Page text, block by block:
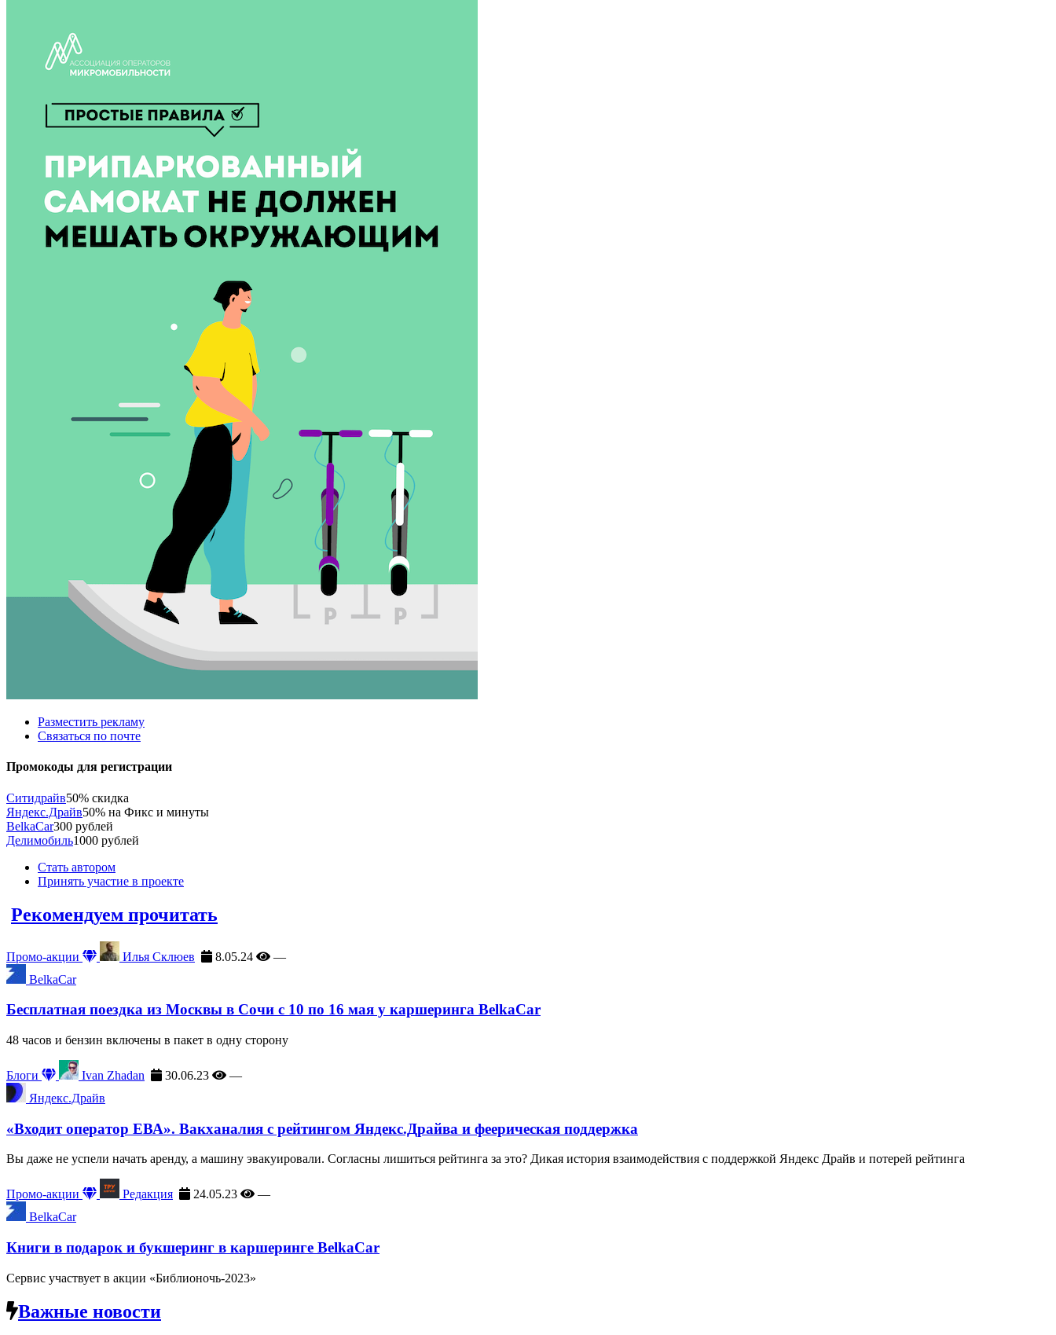
Разместить рекламу
Связаться по почте
Промокоды для регистрации
Ситидрайв50% скидка
Яндекс.Драйв50% на Фикс и минуты
BelkaCar300 рублей
Делимобиль1000 рублей
Стать автором
Принять участие в проекте
Рекомендуем прочитать
Промо-акции Илья Склюев 8.05.24
—
BelkaCar
Бесплатная поездка из Москвы в Сочи с 10 по 16 мая у каршеринга BelkaCar
48 часов и бензин включены в пакет в одну сторону
Блоги Ivan Zhadan 30.06.23
—
Яндекс.Драйв
«Входит оператор ЕВА». Вакханалия с рейтингом Яндекс.Драйва и феерическая поддержка
Вы даже не успели начать аренду, а машину эвакуировали. Согласны лишиться рейтинга за это? Дикая история взаимодействия с поддержкой Яндекс Драйв и потерей рейтинга
Промо-акции Редакция 24.05.23
—
BelkaCar
Книги в подарок и букшеринг в каршеринге BelkaCar
Сервис участвует в акции «Библионочь-2023»
Важные новости